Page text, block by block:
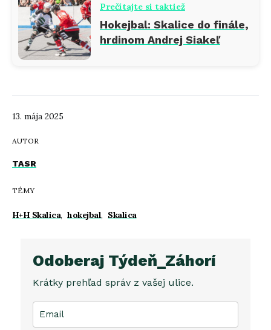
13. mája 2025
AUTOR
TASR
TÉMY
H+H Skalica, hokejbal, Skalica
Prečítajte si taktiež
Hokejbal: Skalice do finále,
hrdinom Andrej Siakeľ
Odoberaj Týdeň_Záhorí
Krátky prehľad správ z vašej ulice.